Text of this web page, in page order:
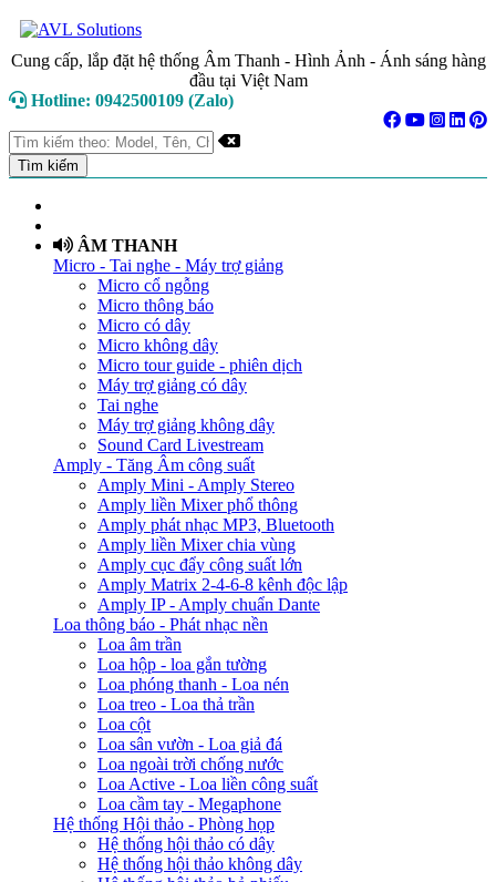
Cung cấp, lắp đặt hệ thống Âm Thanh - Hình Ảnh - Ánh sáng hàng
đầu tại Việt Nam
Hotline: 0942500109 (Zalo)
ÂM THANH
Micro - Tai nghe - Máy trợ giảng
Micro cổ ngỗng
Micro thông báo
Micro có dây
Micro không dây
Micro tour guide - phiên dịch
Máy trợ giảng có dây
Tai nghe
Máy trợ giảng không dây
Sound Card Livestream
Amply - Tăng Âm công suất
Amply Mini - Amply Stereo
Amply liền Mixer phổ thông
Amply phát nhạc MP3, Bluetooth
Amply liền Mixer chia vùng
Amply cục đẩy công suất lớn
Amply Matrix 2-4-6-8 kênh độc lập
Amply IP - Amply chuẩn Dante
Loa thông báo - Phát nhạc nền
Loa âm trần
Loa hộp - loa gắn tường
Loa phóng thanh - Loa nén
Loa treo - Loa thả trần
Loa cột
Loa sân vườn - Loa giả đá
Loa ngoài trời chống nước
Loa Active - Loa liền công suất
Loa cầm tay - Megaphone
Hệ thống Hội thảo - Phòng họp
Hệ thống hội thảo có dây
Hệ thống hội thảo không dây